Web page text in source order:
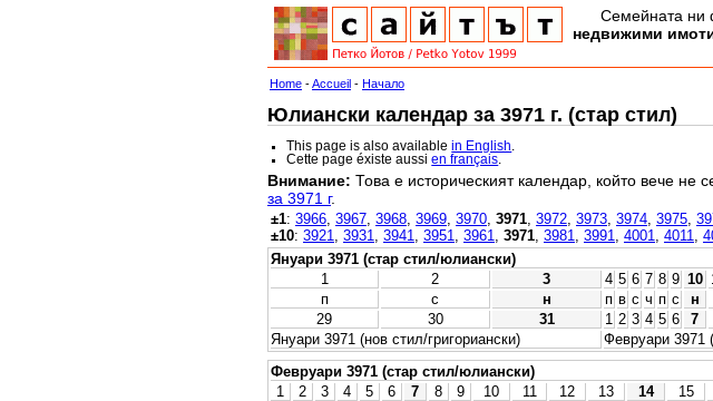
Семейната ни
недвижими
Home -Accueil - Начало
Юлиански календар за 3971 г. (стар стил)
This page is also availablein English
Cette page éxiste aussien français
Внимание: Това е историческият календар, който вече
за 3971 г.
±1: 3966 3967 3968 3969 3970 3971 3972 3973 3974 3975
±10: 3921 3931 3941 3951 3961 3971 3981 3991 4001 4011
Януари 3971 (стар стил/юлиански)
1
2 3 4 5 6 7 8 9 10
п
с н п в с ч п с н
29
30 31 1 2 3 4 5 6 7
Януари 3971 (нов стил/григориански)
Февруари 3971
Февруари 3971 (стар стил/юлиански)
1
2 3 4 5 6 7 8 9 10 11 12 13 14 15